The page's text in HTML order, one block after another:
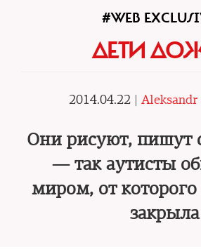
#WEB
ДЕТИ
2014.04.22 |
Они рисуют, пишут
— так аутисты
миром, от
закрыла